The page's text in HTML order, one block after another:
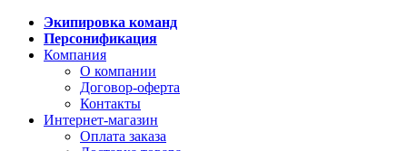
Экипировка команд
Персонификация
Компания
О компании
Договор-оферта
Контакты
Интернет-магазин
Оплата заказа